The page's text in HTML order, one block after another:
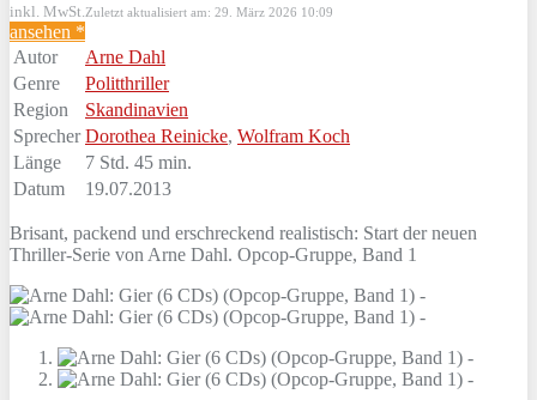
inkl. MwSt. Zuletzt aktualisiert am: 29. März 2026 10:09
ansehen *
Autor
Arne Dahl
Genre
Politthriller
Region
Skandinavien
Sprecher Dorothea Reinicke, Wolfram Koch
Länge
7 Std. 45 min.
Datum
19.07.2013
Brisant, packend und erschreckend realistisch: Start der neuen
Thriller-Serie von Arne Dahl. Opcop-Gruppe, Band 1